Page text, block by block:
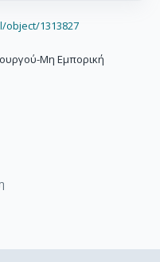
1313827
Μη Εμπορική